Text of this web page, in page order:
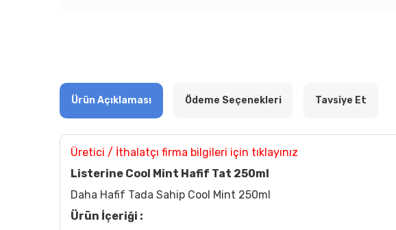
Ürün Açıklaması Ödeme Seçenekleri Tavsiye Et
Üretici / İthalatçı firma bilgileri için tıklayınız
Listerine Cool Mint Hafif Tat 250ml
Daha Hafif Tada Sahip Cool Mint 250ml
Ürün İçeriği :